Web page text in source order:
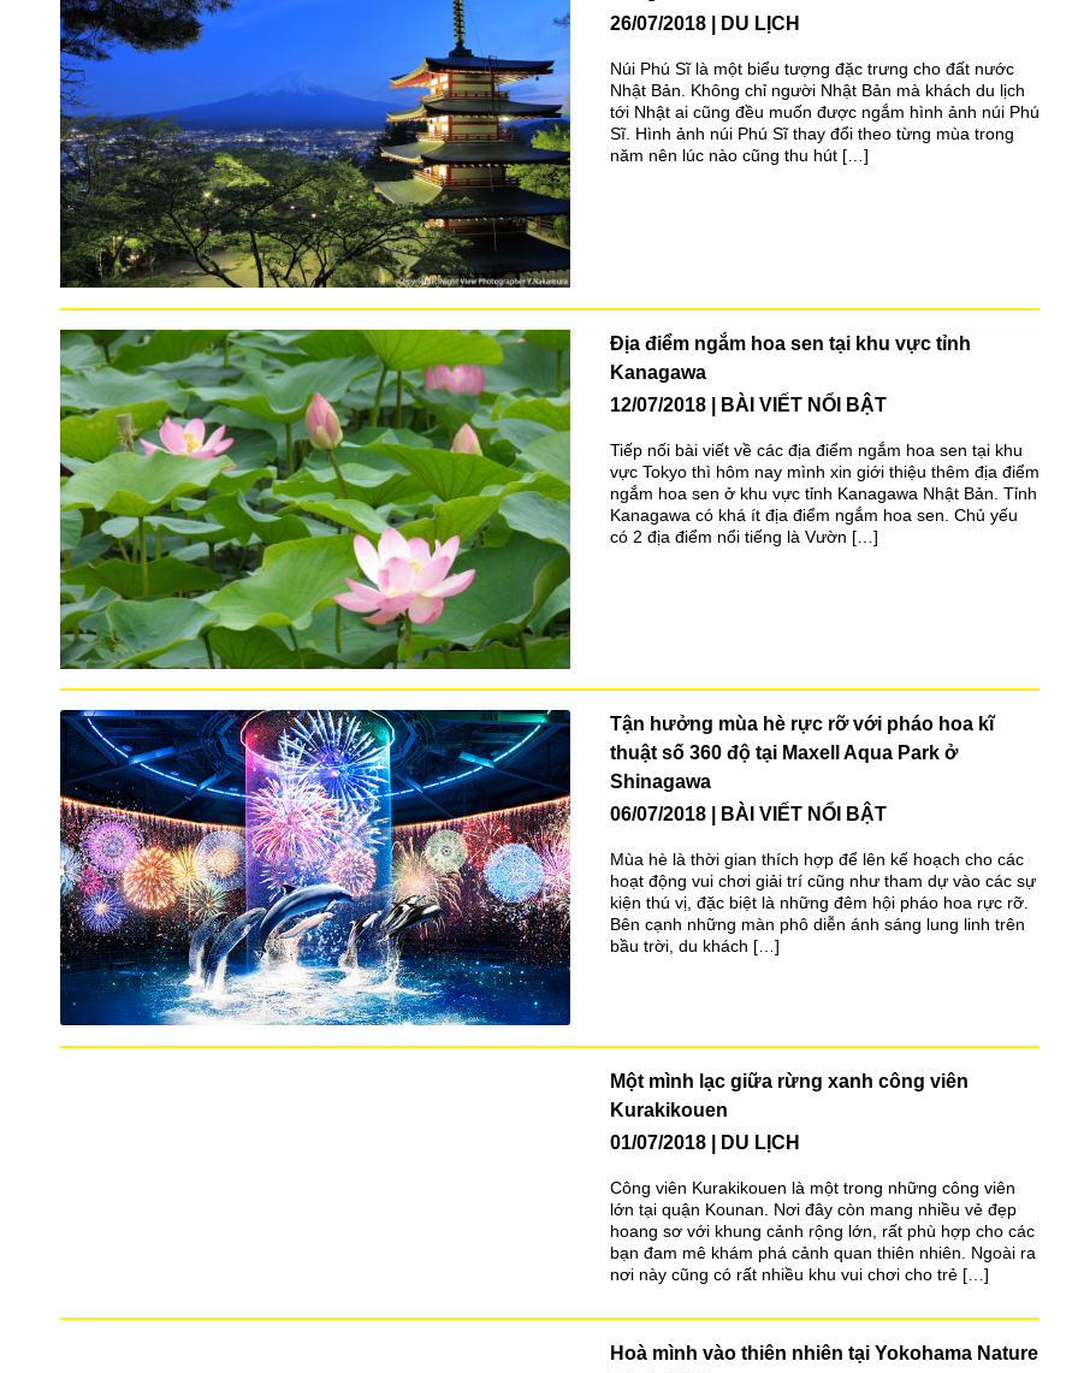
26/07/2018
DU LỊCH
Núi Phú Sĩ là một biểu tượng đặc trưng cho đất nước
Nhật Bản. Không chỉ người Nhật Bản mà khách du lịch
tới Nhật ai cũng đều muốn được ngắm hình ảnh núi Phú
Sĩ. Hình ảnh núi Phú Sĩ thay đổi theo từng mùa trong
năm nên lúc nào cũng thu hút […]
Địa điểm ngắm hoa sen tại khu vực tỉnh
Kanagawa
12/07/2018
BÀI VIẾT NỔI BẬT
Tiếp nối bài viết về các địa điểm ngắm hoa sen tại khu
vực Tokyo thì hôm nay mình xin giới thiệu thêm địa điểm
ngắm hoa sen ở khu vực tỉnh Kanagawa Nhật Bản. Tỉnh
Kanagawa có khá ít địa điểm ngắm hoa sen. Chủ yếu
có 2 địa điểm nổi tiếng là Vườn […]
Tận hưởng mùa hè rực rỡ với pháo hoa kĩ
thuật số 360 độ tại Maxell Aqua Park ở
Shinagawa
06/07/2018
BÀI VIẾT NỔI BẬT
Mùa hè là thời gian thích hợp để lên kế hoạch cho các
hoạt động vui chơi giải trí cũng như tham dự vào các sự
kiện thú vị, đặc biệt là những đêm hội pháo hoa rực rỡ.
Bên cạnh những màn phô diễn ánh sáng lung linh trên
bầu trời, du khách […]
Một mình lạc giữa rừng xanh công viên
Kurakikouen
01/07/2018
DU LỊCH
Công viên Kurakikouen là một trong những công viên
lớn tại quận Kounan. Nơi đây còn mang nhiều vẻ đẹp
hoang sơ với khung cảnh rộng lớn, rất phù hợp cho các
bạn đam mê khám phá cảnh quan thiên nhiên. Ngoài ra
nơi này cũng có rất nhiều khu vui chơi cho trẻ […]
Hoà mình vào thiên nhiên tại Yokohama Nature